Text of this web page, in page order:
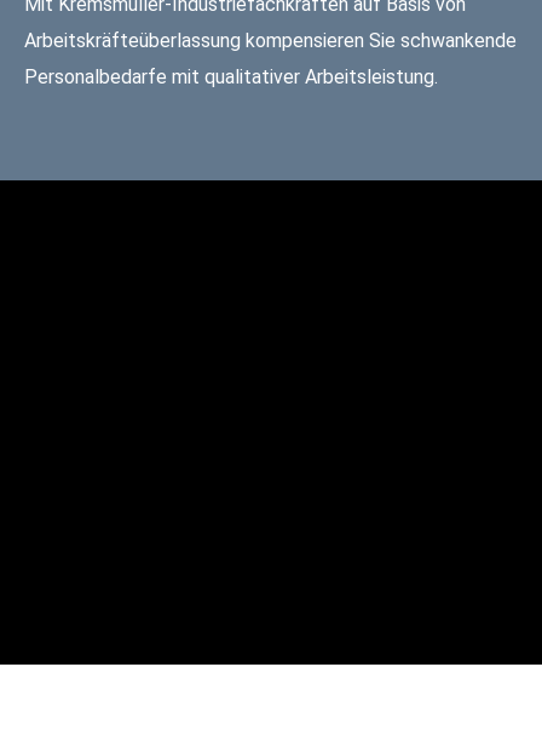
Arbeitskräfteüberlassung kompensieren Sie schwankende
Personalbedarfe mit qualitativer Arbeitsleistung.